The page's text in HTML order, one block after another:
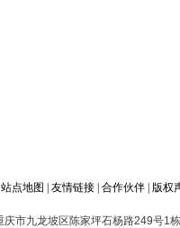
站点地图 友情链接 合作伙伴 版权
庆市九龙坡区陈家坪石杨路249号1